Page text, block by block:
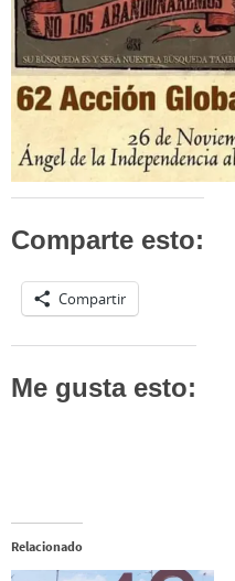
Comparte esto:
Compartir
Me gusta esto:
Relacionado